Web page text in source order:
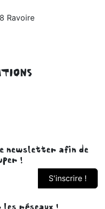
Ravoire
newsletter afin de
!
S'inscrire !